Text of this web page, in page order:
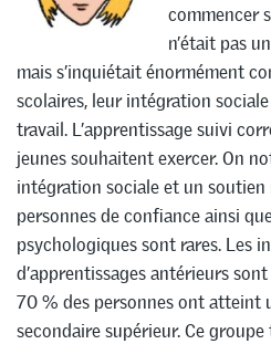
commencer
n’était pas
mais s’inquiétait énormément
scolaires, leur intégration
travail. L’apprentissage suivi
jeunes souhaitent exercer. On
intégration sociale et un
personnes de confiance ainsi
psychologiques sont rares. Les
d’apprentissages antérieurs
70 % des personnes ont atteint
secondaire supérieur. Ce